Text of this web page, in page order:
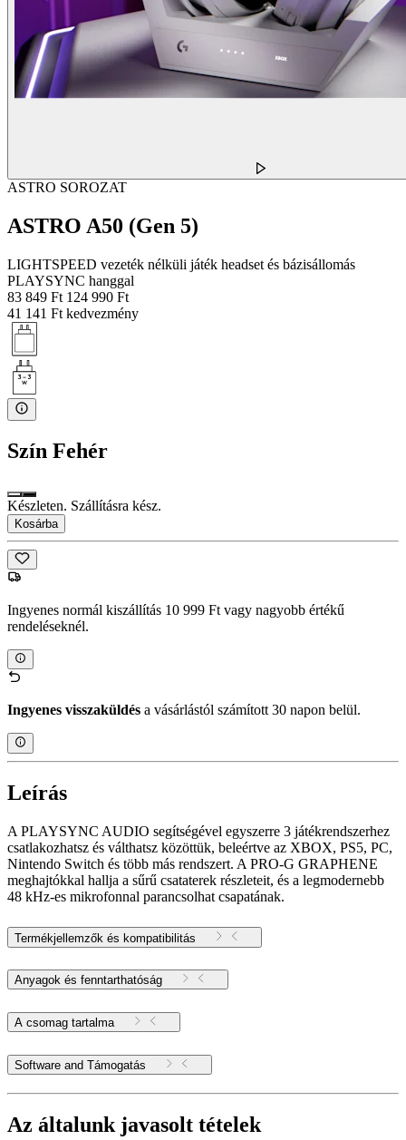
ASTRO SOROZAT
ASTRO A50 (Gen 5)
LIGHTSPEED vezeték nélküli játék headset és bázisállomás
PLAYSYNC hanggal
83 849 Ft 124 990 Ft
41 141 Ft kedvezmény
Szín Fehér
Készleten. Szállításra kész.
Kosárba
Ingyenes normál kiszállítás 10 999 Ft vagy nagyobb értékű
rendeléseknél.
Ingyenes visszaküldés a vásárlástól számított 30 napon belül.
Leírás
A PLAYSYNC AUDIO segítségével egyszerre 3 játékrendszerhez
csatlakozhatsz és válthatsz közöttük, beleértve az XBOX, PS5, PC,
Nintendo Switch és több más rendszert. A PRO-G GRAPHENE
meghajtókkal hallja a sűrű csataterek részleteit, és a legmodernebb
48 kHz-es mikrofonnal parancsolhat csapatának.
Termékjellemzők és kompatibilitás
Anyagok és fenntarthatóság
A csomag tartalma
Software and Támogatás
Az általunk javasolt tételek